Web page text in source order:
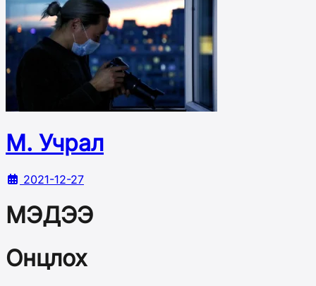
М. Учрал
2021-12-27
МЭДЭЭ
Онцлох